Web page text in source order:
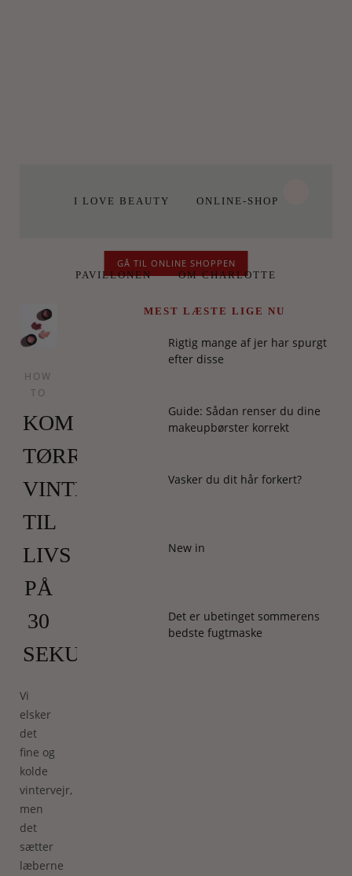
I LOVE BEAUTY ONLINE-SHOP
PAVILLONEN OM CHARLOTTE
GÅ TIL ONLINE SHOPPEN
HOW
TO
KOM
TØRRE
VINTERLÆBER
TIL
LIVS
PÅ
30
SEKUNDER
Vi
elsker
det
fine og
kolde
vintervejr,
men
det
sætter
læberne
MEST LÆSTE LIGE NU
Rigtig mange af jer har spurgt
efter disse
Guide: Sådan renser du dine
makeupbørster korrekt
Vasker du dit hår forkert?
New in
Det er ubetinget sommerens
bedste fugtmaske